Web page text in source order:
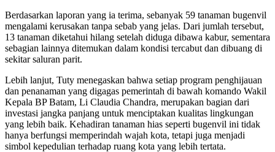
Berdasarkan laporan yang ia terima, sebanyak 59 tanaman bugenvil
mengalami kerusakan tanpa sebab yang jelas. Dari jumlah tersebut,
13 tanaman diketahui hilang setelah diduga dibawa kabur, sementara
sebagian lainnya ditemukan dalam kondisi tercabut dan dibuang di
sekitar saluran parit.
Lebih lanjut, Tuty menegaskan bahwa setiap program penghijauan
dan penanaman yang digagas pemerintah di bawah komando Wakil
Kepala BP Batam, Li Claudia Chandra, merupakan bagian dari
investasi jangka panjang untuk menciptakan kualitas lingkungan
yang lebih baik. Kehadiran tanaman hias seperti bugenvil ini tidak
hanya berfungsi memperindah wajah kota, tetapi juga menjadi
simbol kepedulian terhadap ruang kota yang lebih tertata.